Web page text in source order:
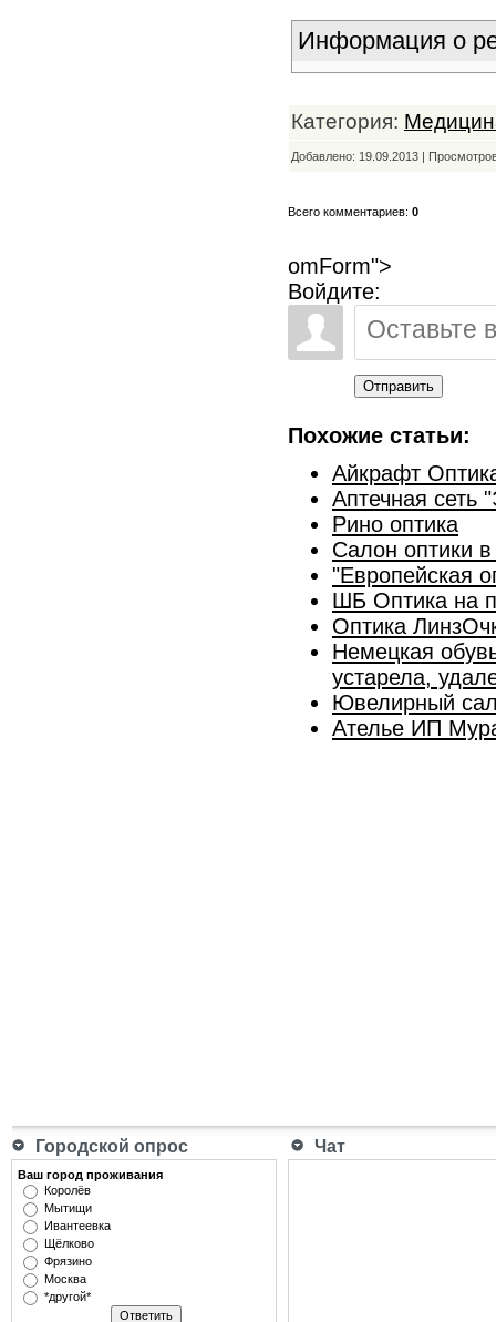
Информация о
Категория:
Добавлено: 19.09.2013 |
Всего комментариев: 0
omForm">
Войдите:
Отправить
Похожие статьи:
Айкрафт
Аптечная сеть
Рино оптика
Салон оптики
"Европейская
ШБ Оптика на
Оптика
Немецкая
устарела,
Ювелирный
Ателье ИП
Городской опрос Чат
Ваш город проживания
Королёв
Мытищи
Ивантеевка
Щёлково
Фрязино
Москва
*другой*